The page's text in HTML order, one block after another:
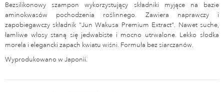
Bezsilikonowy szampon wykorzystujący składniki myjące na bazie
aminokwasów pochodzenia roślinnego. Zawiera naprawczy i
zapobiegawczy składnik "Jun Wakusa Premium Extract". Nawet suche,
łamliwe włosy staną się jedwabiste i mocno utrwalone. Lekko słodka
morela i elegancki zapach kwiatu wiśni. Formuła bez siarczanów.
Wyprodukowano w Japonii.